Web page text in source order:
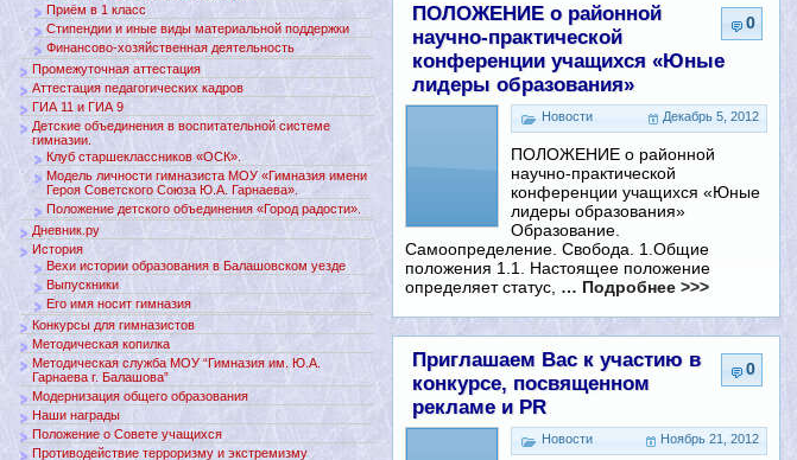
0
ПОЛОЖЕНИЕ о районной
научно-практической
конференции учащихся «Юные
лидеры образования»
Декабрь 5, 2012
Новости
ПОЛОЖЕНИЕ о районной
научно-практической
конференции учащихся «Юные
лидеры образования»
Образование.
Самоопределение. Свобода. 1.Общие
положения 1.1. Настоящее положение
определяет статус, … Подробнее >>>
0
Приглашаем Вас к участию в
конкурсе, посвященном
рекламе и PR
Ноябрь 21, 2012
Новости
Приём в 1 класс
Стипендии и иные виды материальной поддержки
Финансово-хозяйственная деятельность
Промежуточная аттестация
Аттестация педагогических кадров
ГИА 11 и ГИА 9
Детские объединения в воспитательной системе
гимназии.
Клуб старшеклассников «ОСК».
Модель личности гимназиста МОУ «Гимназия имени
Героя Советского Союза Ю.А. Гарнаева».
Положение детского объединения «Город радости».
Дневник.ру
История
Вехи истории образования в Балашовском уезде
Выпускники
Его имя носит гимназия
Конкурсы для гимназистов
Методическая копилка
Методическая служба МОУ “Гимназия им. Ю.А.
Гарнаева г. Балашова”
Модернизация общего образования
Наши награды
Положение о Совете учащихся
Противодействие терроризму и экстремизму